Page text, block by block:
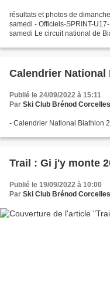
résultats et photos de
samedi - Officiels-SPRINT-
samedi Le circuit national de Biathlon 2022-2023 débutera ce wk aux Tuffes
Calendrier National
Publié le 24/09/2022 à 15:11
Par Ski Club Brénod Corcelles
- Calendrier
Trail : Gi j'y monte
Publié le 19/09/2022 à 10:00
Par Ski Club Brénod Corcelles